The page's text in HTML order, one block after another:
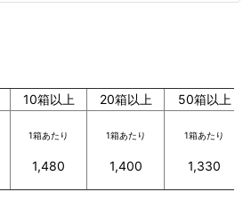
10箱以上 20箱以上 50箱以上
1箱あたり
1,480
1箱あたり
1,400
1箱あたり
1,330